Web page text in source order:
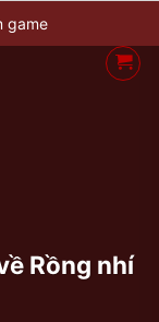
game
Rồng nhí